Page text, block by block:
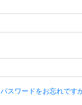
パスワードをお忘れです